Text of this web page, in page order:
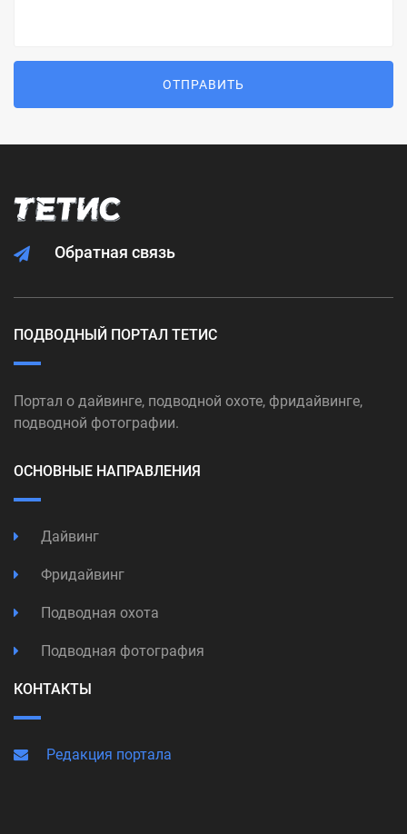
ОТПРАВИТЬ
Обратная связь
ПОДВОДНЫЙ ПОРТАЛ ТЕТИС
Портал о дайвинге, подводной охоте, фридайвинге,
подводной фотографии.
ОСНОВНЫЕ НАПРАВЛЕНИЯ
Дайвинг
Фридайвинг
Подводная охота
Подводная фотография
КОНТАКТЫ
Редакция портала